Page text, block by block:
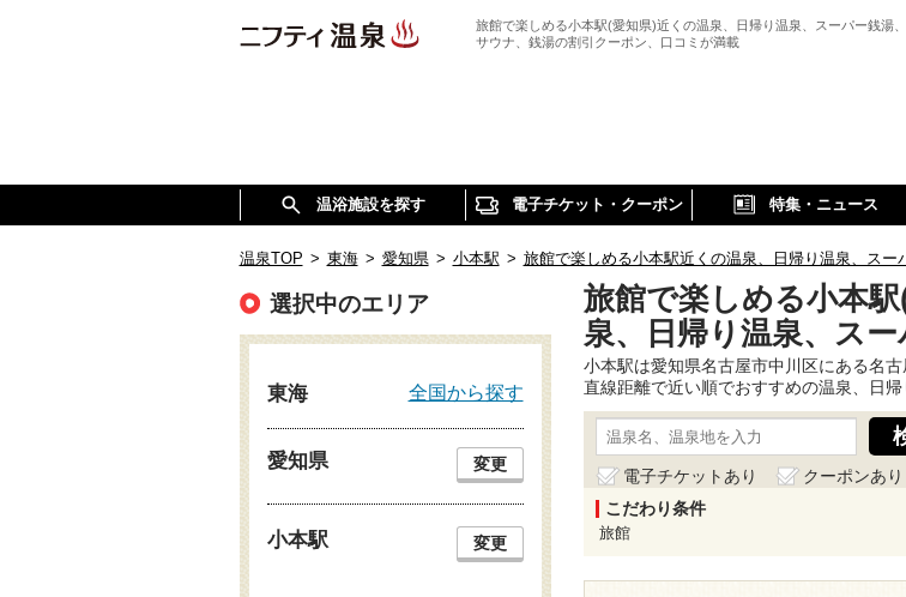
旅館で楽しめる小本駅(愛知県)近くの温泉、日帰り温泉、スーパー銭湯、
サウナ、銭湯の割引クーポン、口コミが満載
温浴施設を探す 電子チケット・クーポン 特集・ニュース
温泉TOP > 東海 > 愛知県 > 小本駅 > 旅館で楽しめる小本駅近くの温泉、日帰り温泉、スー
旅館で楽しめる小本
泉、日帰り温泉、ス
小本駅は愛知県名古屋市中川区にある名
直線距離で近い順でおすすめの温泉、日
電子チケットあり クーポンあり
こだわり条件
旅館
選択中のエリア
東海 全国から探す
愛知県 変更
小本駅 変更